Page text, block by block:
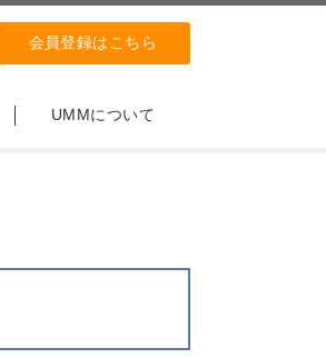
会員登録はこちら
UMMについて